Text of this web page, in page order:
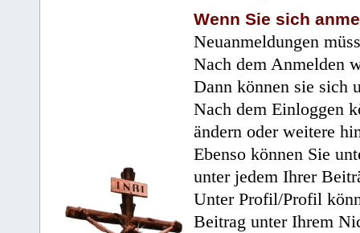
Wenn Sie sich
Neuanmeldungen
Nach dem Anmelden
Dann können sie sich
Nach dem Einloggen
ändern oder weitere
Ebenso können Sie
unter jedem Ihrer
Unter Profil/Profil
Beitrag unter Ihrem